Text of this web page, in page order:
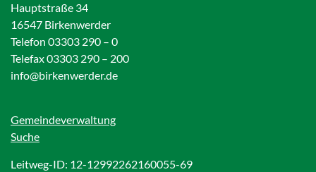
Hauptstraße 34
16547 Birkenwerder
Telefon 03303 290 – 0
Telefax 03303 290 – 200
info@birkenwerder.de
Gemeindeverwaltung
Suche
Leitweg-ID: 12-12992262160055-69